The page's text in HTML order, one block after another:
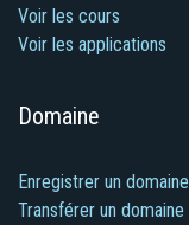
Voir les cours
Voir les applications
Domaine
Enregistrer un domaine
Transférer un domaine